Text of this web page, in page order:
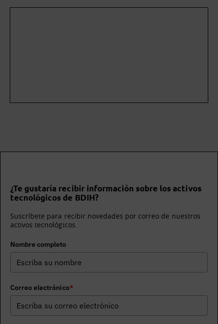
¿Te gustaría recibir información sobre los activos
tecnológicos de BDIH?
Suscríbete para recibir novedades por correo de nuestros
activos tecnológicos.
Nombre completo
Correo electrónico*